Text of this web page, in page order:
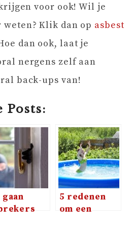
voor ook! Wil je
Klik dan op asbest
dan ook, laat je
nergens zelf aan
back-ups van!
Posts:
gaan
5 redenen
om een